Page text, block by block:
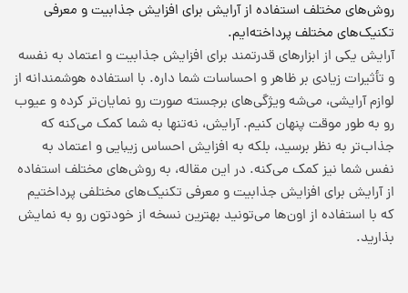
روش‌های مختلف استفاده از آرایش برای افزایش جذابیت و معرفی
تکنیک‌های مختلف پرداخته‌ایم.
آرایش یکی از ابزارهای قدرتمند برای افزایش جذابیت و اعتماد به نفسه
و تأثیرات زیادی بر ظاهر و احساسات شما داره. با استفاده هوشمندانه از
لوازم آرایشی، می‌شه ویژگی‌های برجسته صورت رو نمایان‌تر کرده و عیوب
رو به طور موقت پنهان کنیم. آرایش، نه‌تنها به شما کمک می‌کنه که
جذاب‌تر به نظر برسید، بلکه به افزایش احساس زیبایی و اعتماد به
نفس شما نیز کمک می‌کنه. در این مقاله، به روش‌های مختلف استفاده
از آرایش برای افزایش جذابیت و معرفی تکنیک‌های مختلفی پرداختیم
که با استفاده از اون‌ها می‌تونید بهترین نسخه از خودتون رو به نمایش
بذارید.